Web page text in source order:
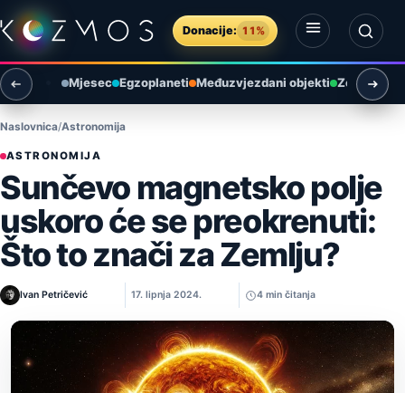
Preskoči na sadržaj
Donacije: 11%
Otvori izbornik
Otvori pretragu
Mjesec Egzoplaneti Međuzvjezdani objekti Zemlja i
Naslovnica Astronomija
ASTRONOMIJA
Sunčevo magnetsko polje
uskoro će se preokrenuti:
Što to znači za Zemlju?
Ivan Petričević 17. lipnja 2024. 4 min čitanja